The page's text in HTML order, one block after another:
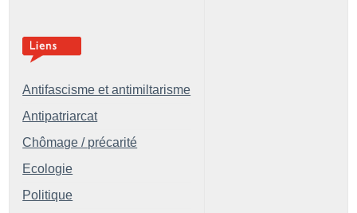
Antifascisme et antimiltarisme
Antipatriarcat
Chômage / précarité
Ecologie
Politique